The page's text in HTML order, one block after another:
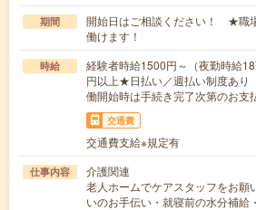
期間
開始日はご相談ください！ ★職
働けます！
時給
経験者時給1500円～（夜勤時給
円以上★日払い／週払い制度あり
働開始時は手続き完了次第のお支
交通費
交通費支給※規定有
仕事内容
介護関連
老人ホームでケアスタッフをお願
いのお手伝い・就寝前の水分補